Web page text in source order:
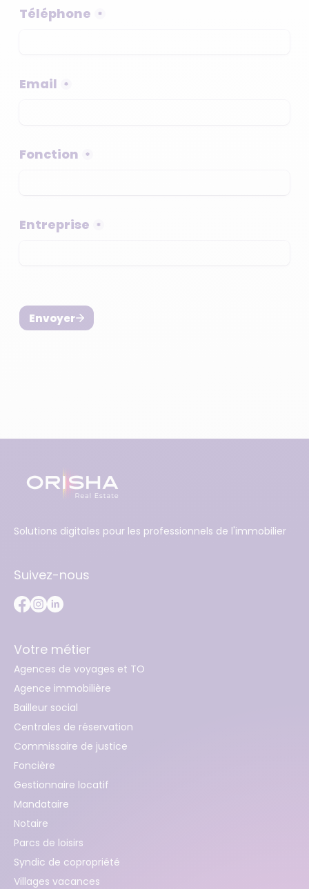
Solutions digitales pour les professionnels de l'immobilier
Suivez-nous
Votre métier
Agences de voyages et TO
Agence immobilière
Bailleur social
Centrales de réservation
Commissaire de justice
Foncière
Gestionnaire locatif
Mandataire
Notaire
Parcs de loisirs
Syndic de copropriété
Villages vacances